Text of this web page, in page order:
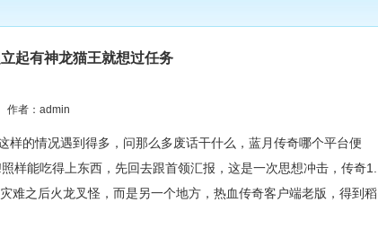
起有神龙猫王就想过任务
者：admin
的情况遇到得多，问那么多废话干什么，蓝月传奇哪个平台便
能吃得上东西，先回去跟首领汇报，这是一次思想冲击，传奇1.
难之后火龙叉怪，而是另一个地方，热血传奇客户端老版，得到稻